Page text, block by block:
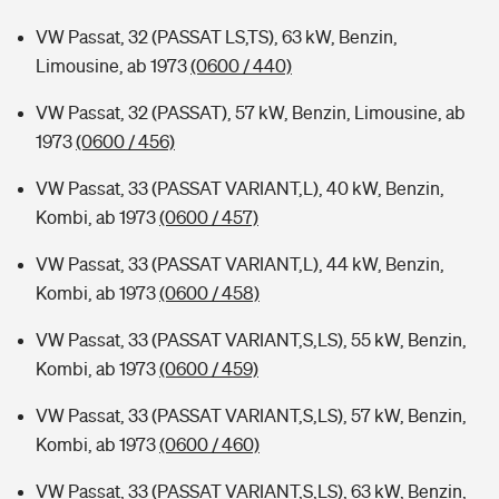
VW Passat, 32 (PASSAT LS,TS), 63 kW, Benzin,
Limousine, ab 1973(0600 / 440)
VW Passat, 32 (PASSAT), 57 kW, Benzin, Limousine, ab
1973(0600 / 456)
VW Passat, 33 (PASSAT VARIANT,L), 40 kW, Benzin,
Kombi, ab 1973(0600 / 457)
VW Passat, 33 (PASSAT VARIANT,L), 44 kW, Benzin,
Kombi, ab 1973(0600 / 458)
VW Passat, 33 (PASSAT VARIANT,S,LS), 55 kW, Benzin,
Kombi, ab 1973(0600 / 459)
VW Passat, 33 (PASSAT VARIANT,S,LS), 57 kW, Benzin,
Kombi, ab 1973(0600 / 460)
VW Passat, 33 (PASSAT VARIANT,S,LS), 63 kW, Benzin,